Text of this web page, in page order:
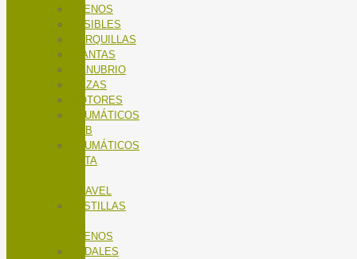
FRENOS
FUSIBLES
HORQUILLAS
LLANTAS
MANUBRIO
MAZAS
MOTORES
NEUMÁTICOS
MTB
NEUMÁTICOS
RUTA
GRAVEL
PASTILLAS
FRENOS
PEDALES